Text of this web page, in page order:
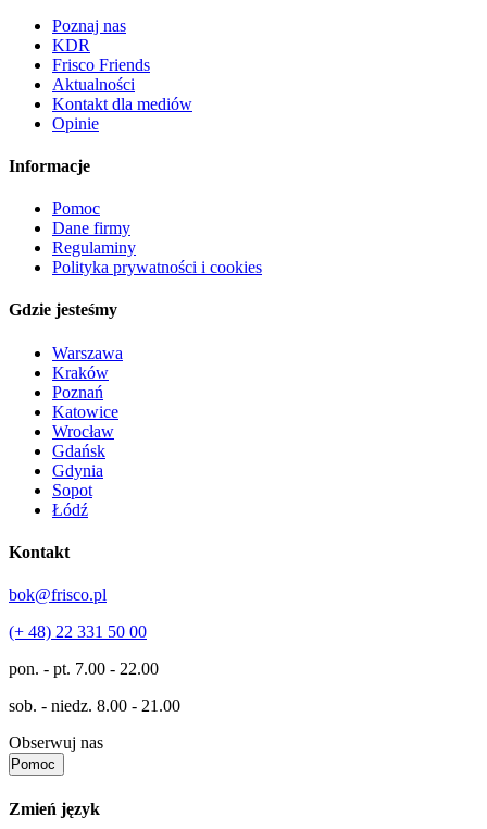
Poznaj nas
KDR
Frisco Friends
Aktualności
Kontakt dla mediów
Opinie
Informacje
Pomoc
Dane firmy
Regulaminy
Polityka prywatności i cookies
Gdzie jesteśmy
Warszawa
Kraków
Poznań
Katowice
Wrocław
Gdańsk
Gdynia
Sopot
Łódź
Kontakt
bok@frisco.pl
(+ 48) 22 331 50 00
pon. - pt. 7.00 - 22.00
sob. - niedz. 8.00 - 21.00
Obserwuj nas
Pomoc
Zmień język